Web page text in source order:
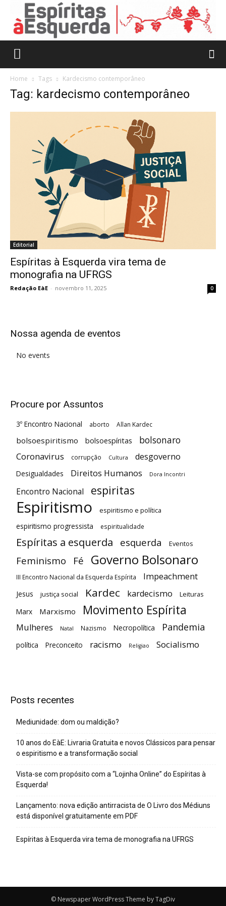
Home Tags Kardecismo contemporâneo
Tag: kardecismo contemporâneo
Editorial
Espíritas à Esquerda vira tema de
monografia na UFRGS
Redação EàE - novembro 11, 2025 0
Nossa agenda de eventos
No events
Procure por Assuntos
3º Encontro Nacional aborto Allan Kardec
bolsoespiritismo bolsoespíritas bolsonaro
Coronavirus corrupção Cultura desgoverno
Desigualdades Direitos Humanos Dora Incontri
Encontro Nacional espiritas
Espiritismo espiritismo e política
espiritismo progressista espiritualidade
Espíritas a esquerda esquerda Eventos
Feminismo Fé Governo Bolsonaro
III Encontro Nacional da Esquerda Espírita Impeachment
Jesus justiça social Kardec kardecismo Leituras
Marx Marxismo Movimento Espírita
Mulheres Natal Nazismo Necropolítica Pandemia
política Preconceito racismo Religiao Socialismo
Posts recentes
Mediunidade: dom ou maldição?
10 anos do EàE: Livraria Gratuita e novos Clássicos para pensar
o espiritismo e a transformação social
Vista-se com propósito com a “Lojinha Online” do Espíritas à
Esquerda!
Lançamento: nova edição antirracista de O Livro dos Médiuns
está disponível gratuitamente em PDF
Espíritas à Esquerda vira tema de monografia na UFRGS
© Newspaper WordPress Theme by TagDiv